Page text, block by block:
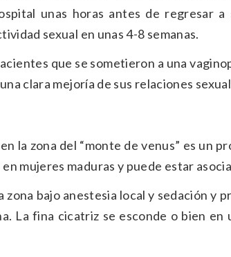
unas horas antes de regresar a
sexual en unas 4-8 semanas.
que se sometieron a una
clara mejoría de sus relaciones
la zona del “monte de venus” es un
mujeres maduras y puede estar
zona bajo anestesia local y sedación y
La fina cicatriz se esconde o bien